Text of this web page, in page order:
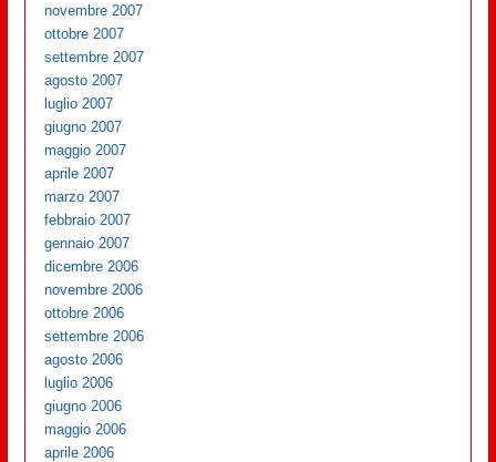
novembre 2007
ottobre 2007
settembre 2007
agosto 2007
luglio 2007
giugno 2007
maggio 2007
aprile 2007
marzo 2007
febbraio 2007
gennaio 2007
dicembre 2006
novembre 2006
ottobre 2006
settembre 2006
agosto 2006
luglio 2006
giugno 2006
maggio 2006
aprile 2006